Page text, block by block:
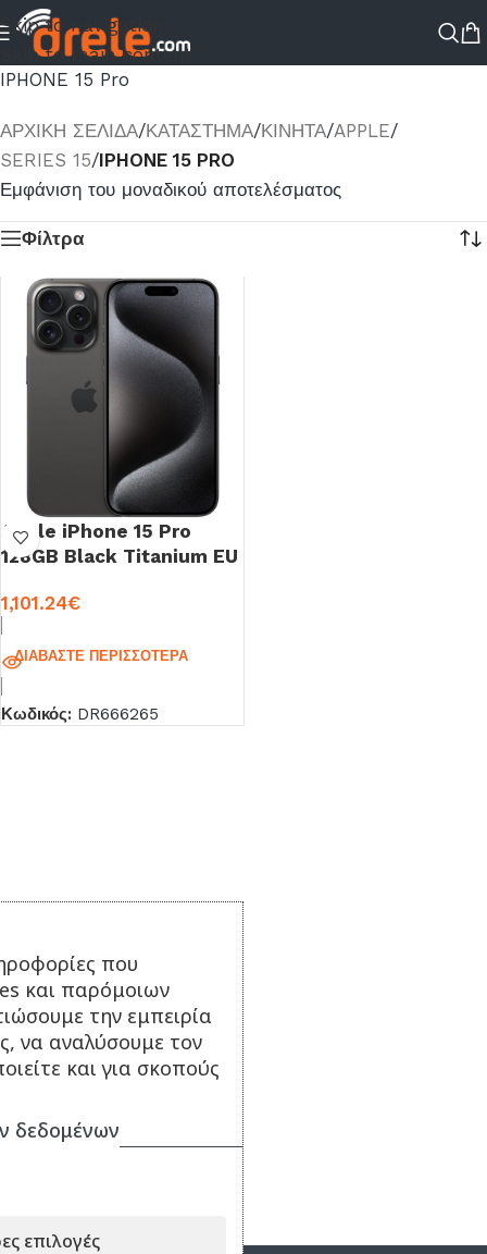
Skip to navigation
Skip to main content
IPHONE 15 Pro
ΑΡΧΙΚΉ ΣΕΛΊΔΑ/ΚΑΤΆΣΤΗΜΑ/ΚΙΝΗΤΑ/APPLE/
SERIES 15/IPHONE 15 PRO
Εμφάνιση του μοναδικού αποτελέσματος
Φίλτρα
Apple iPhone 15 Pro
128GB Black Titanium EU
1,101.24€
ΔΙΑΒΆΣΤΕ ΠΕΡΙΣΣΌΤΕΡΑ
Κωδικός: DR666265
που
και παρόμοιων
την εμπειρία
να αναλύσουμε τον
και για σκοπούς
δεδομένων
επιλογές